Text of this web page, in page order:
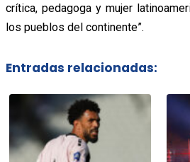
crítica, pedagoga y mujer
los pueblos del continente”.
Entradas relacionadas: